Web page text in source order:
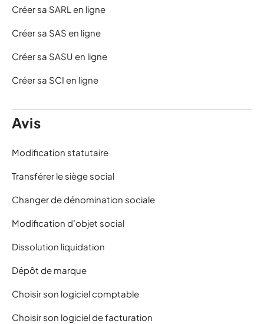
Créer sa SARL en ligne
Créer sa SAS en ligne
Créer sa SASU en ligne
Créer sa SCI en ligne
Avis
Modification statutaire
Transférer le siège social
Changer de dénomination sociale
Modification d’objet social
Dissolution liquidation
Dépôt de marque
Choisir son logiciel comptable
Choisir son logiciel de facturation